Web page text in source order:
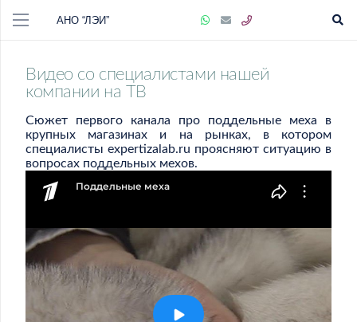
АНО “ЛЭИ”
Видео со специалистами нашей
компании на ТВ
Сюжет первого канала про поддельные меха в
крупных магазинах и на рынках, в котором
специалисты expertizalab.ru проясняют ситуацию в
вопросах поддельных мехов.